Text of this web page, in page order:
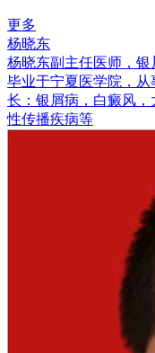
更多
杨晓东
杨晓东副主任医师，
毕业于宁夏医学院，
长：银屑病，白癜风，
性传播疾病等